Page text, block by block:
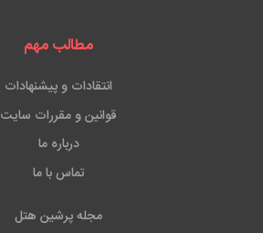
مطالب مهم
انتقادات و پیشنهادات
قوانین و مقررات سایت
درباره ما
تماس با ما
مجله پرشین هتل